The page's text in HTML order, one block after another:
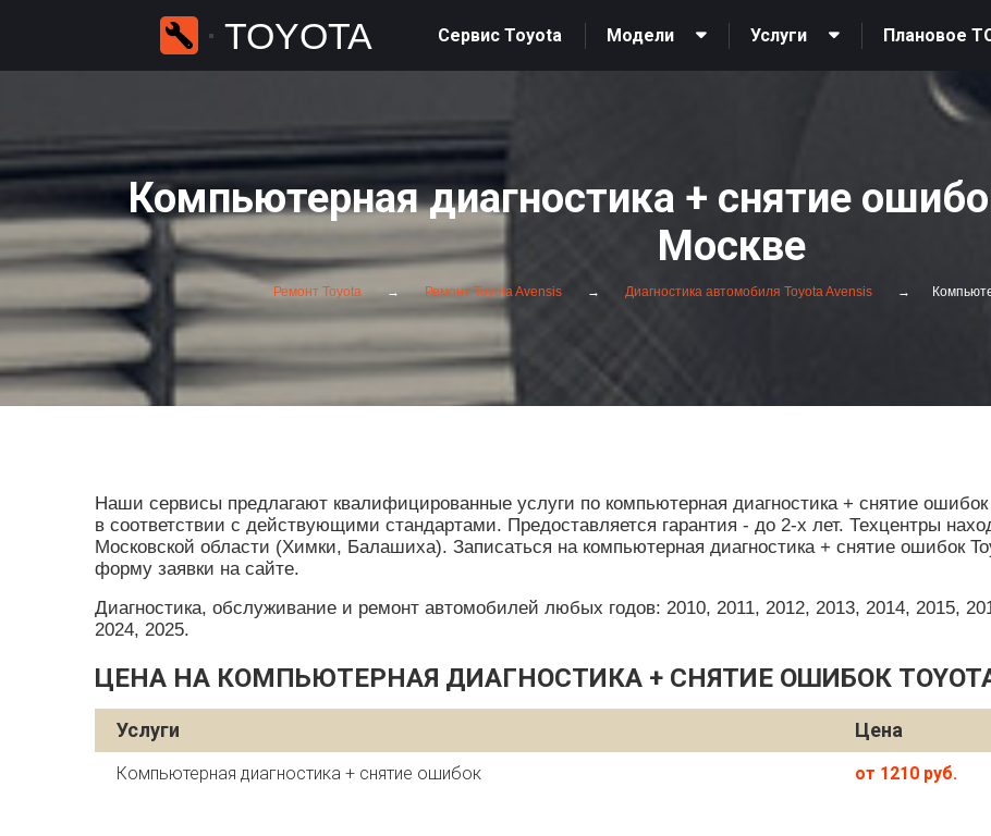
TOYOTA Сервис Toyota Модели Услуги Плановое
Компьютерная диагностика + снятие
Москве
Ремонт Toyota Ремонт Toyota Avensis Диагностика автомобиля Toyota Avensis
Наши сервисы предлагают квалифицированные услуги по компьютерная диагностика + снятие
в соответствии с действующими стандартами. Предоставляется гарантия - до 2-х лет. Техцентры
Московской области (Химки, Балашиха). Записаться на компьютерная диагностика + снятие ошибок
форму заявки на сайте.
Диагностика, обслуживание и ремонт автомобилей любых годов: 2010, 2011, 2012, 2013, 2014, 2015,
2024, 2025.
ЦЕНА НА КОМПЬЮТЕРНАЯ ДИАГНОСТИКА + СНЯТИЕ ОШИБОК TOYOTA
Услуги Цена
Компьютерная диагностика + снятие ошибок от 1210 руб.